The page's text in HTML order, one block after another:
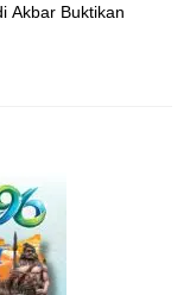
Akbar Buktikan